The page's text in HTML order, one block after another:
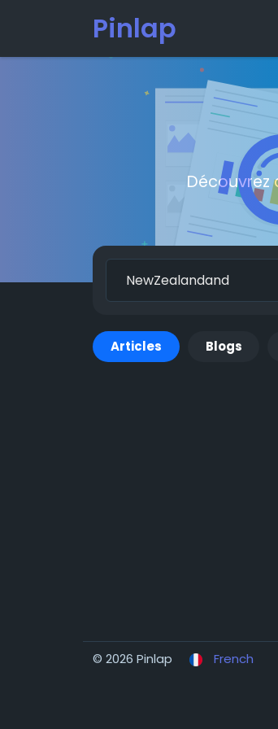
Pinlap
Découvrez
Articles Blogs
© 2026 Pinlap French